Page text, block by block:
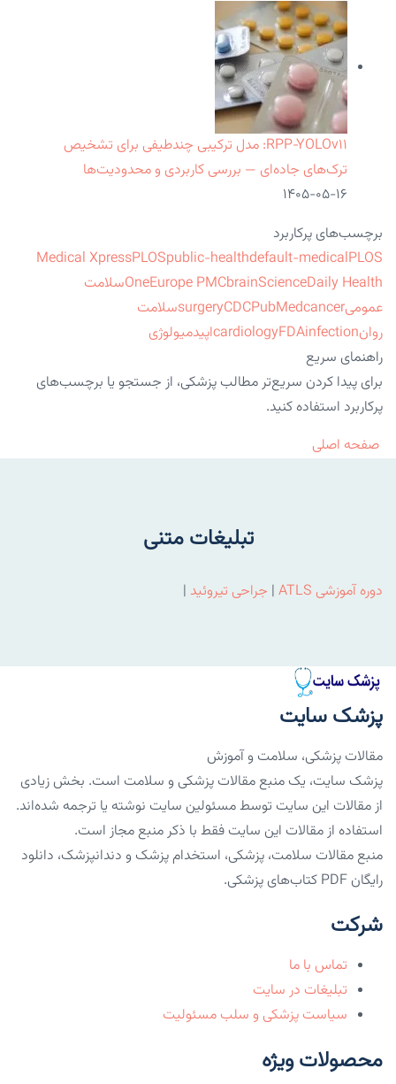
RPP‑YOLOv۱۱: مدل ترکیبی چندطیفی برای تشخیص
ترک‌های جاده‌ای — بررسی کاربردی و محدودیت‌ها
۱۴۰۵-۰۵-۱۶
برچسب‌های پرکاربرد
Medical XpressPLOSpublic-healthdefault-medicalPLOS
OneEurope PMCbrainScienceDaily Health
سلامت
عمومی
surgeryCDCPubMedcancer
سلامت
روان
cardiologyFDAinfection
اپیدمیولوژی
راهنمای سریع
برای پیدا کردن سریع‌تر مطالب پزشکی، از جستجو یا برچسب‌های
پرکاربرد استفاده کنید.
صفحه اصلی
تبلیغات متنی
دوره آموزشی ATLS | جراحی تیروئید |
پزشک سایت
مقالات پزشکی، سلامت و آموزش
پزشک سایت، یک منبع مقالات پزشکی و سلامت است. بخش زیادی
از مقالات این سایت توسط مسئولین سایت نوشته یا ترجمه شده‌اند.
استفاده از مقالات این سایت فقط با ذکر منبع مجاز است.
منبع مقالات سلامت، پزشکی، استخدام پزشک و دندانپزشک، دانلود
رایگان PDF کتاب‌های پزشکی.
شرکت
تماس با ما
تبلیغات در سایت
سیاست پزشکی و سلب مسئولیت
محصولات ویژه